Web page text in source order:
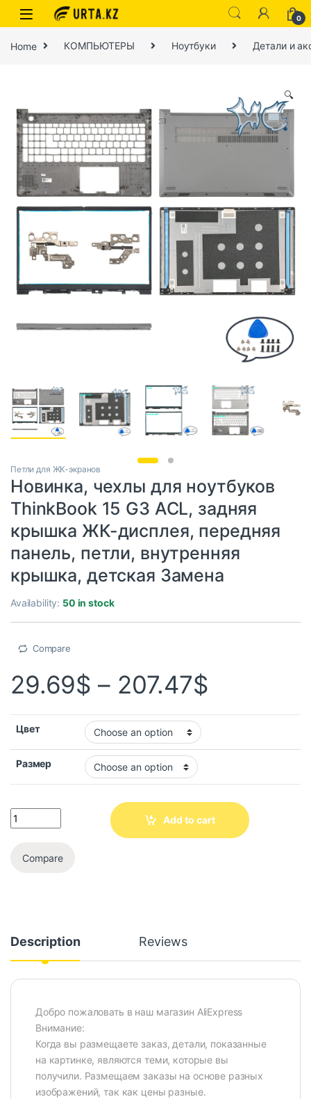
0
Home КОМПЬЮТЕРЫ Ноутбуки Детали и
🔍
Петли для ЖК-экранов
Новинка, чехлы для ноутбуков
ThinkBook 15 G3 ACL, задняя
крышка ЖК-дисплея, передняя
панель, петли, внутренняя
крышка, детская Замена
Availability: 50 in stock
Compare
29.69$ – 207.47$
Цвет
Размер
Add to cart
Compare
Description Reviews
Добро пожаловать в наш магазин AliExpress
Внимание:
Когда вы размещаете заказ, детали, показанные
на картинке, являются теми, которые вы
получили. Размещаем заказы на основе разных
изображений, так как цены разные.